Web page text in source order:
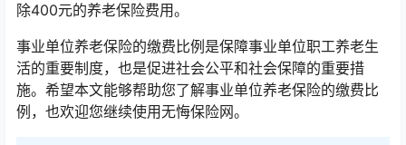
除400元的养老保险费用。
事业单位养老保险的缴费比例是保障事业单位职工养老生
活的重要制度，也是促进社会公平和社会保障的重要措
施。希望本文能够帮助您了解事业单位养老保险的缴费比
例，也欢迎您继续使用无悔保险网。